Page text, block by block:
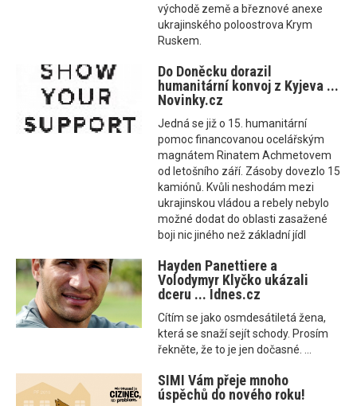
východě země a březnové anexe
ukrajinského poloostrova Krym
Ruskem.
Do Doněcku dorazil
humanitární konvoj z Kyjeva ...
Novinky.cz
Jedná se již o 15. humanitární
pomoc financovanou ocelářským
magnátem Rinatem Achmetovem
od letošního září. Zásoby dovezlo 15
kamiónů. Kvůli neshodám mezi
ukrajinskou vládou a rebely nebylo
možné dodat do oblasti zasažené
boji nic jiného než základní jídl
Hayden Panettiere a
Volodymyr Klyčko ukázali
dceru ... Idnes.cz
Cítím se jako osmdesátiletá žena,
která se snaží sejít schody. Prosím
řekněte, že to je jen dočasné. ...
SIMI Vám přeje mnoho
úspěchů do nového roku!